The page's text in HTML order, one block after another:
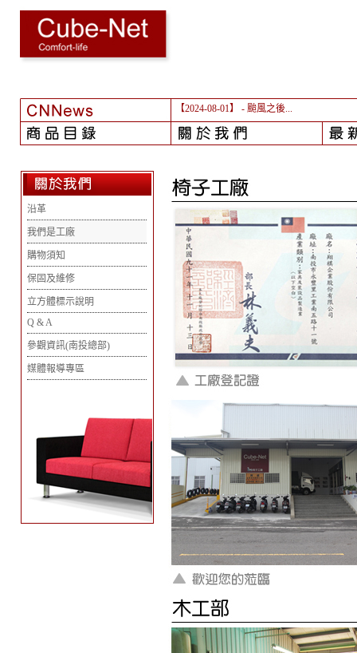
【2024-03-29】 - 更新客戶實例
沿革
我們是工廠
購物須知
保固及維修
立方體標示說明
Q & A
參觀資訊(南投總部)
媒體報導專區